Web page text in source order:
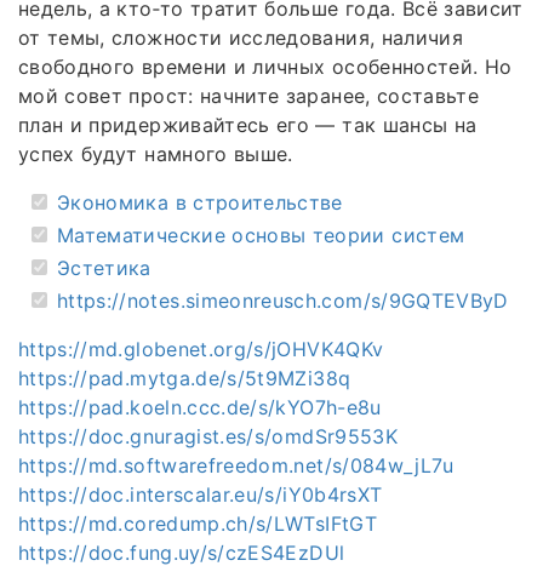
недель, а кто‑то тратит больше года. Всё зависит
от темы, сложности исследования, наличия
свободного времени и личных особенностей. Но
мой совет прост: начните заранее, составьте
план и придерживайтесь его — так шансы на
успех будут намного выше.
Экономика в строительстве
Математические основы теории систем
Эстетика
https://notes.simeonreusch.com/s/9GQTEVByD
https://md.globenet.org/s/jOHVK4QKv
https://pad.mytga.de/s/5t9MZi38q
https://pad.koeln.ccc.de/s/kYO7h-e8u
https://doc.gnuragist.es/s/omdSr9553K
https://md.softwarefreedom.net/s/084w_jL7u
https://doc.interscalar.eu/s/iY0b4rsXT
https://md.coredump.ch/s/LWTsIFtGT
https://doc.fung.uy/s/czES4EzDUl